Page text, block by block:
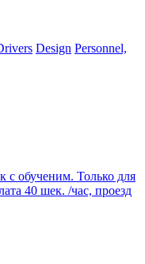
Design Personnel,
с обученим. Только для
40 шек. /час, проезд